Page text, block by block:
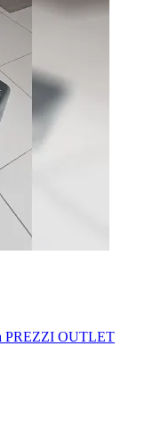
PREZZI OUTLET